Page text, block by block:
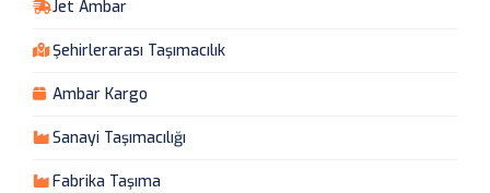
Jet Ambar
Şehirlerarası Taşımacılık
Ambar Kargo
Sanayi Taşımacılığı
Fabrika Taşıma